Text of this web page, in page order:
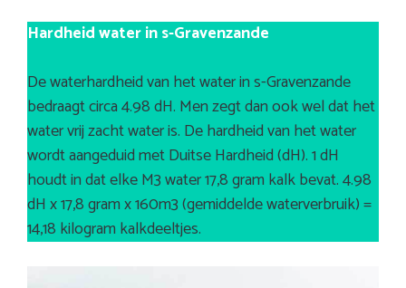
Hardheid water in s-Gravenzande
De waterhardheid van het water in s-Gravenzande
bedraagt circa 4.98 dH. Men zegt dan ook wel dat het
water vrij zacht water is. De hardheid van het water
wordt aangeduid met Duitse Hardheid (dH). 1 dH
houdt in dat elke M3 water 17,8 gram kalk bevat. 4.98
dH x 17,8 gram x 160m3 (gemiddelde waterverbruik) =
14,18 kilogram kalkdeeltjes.